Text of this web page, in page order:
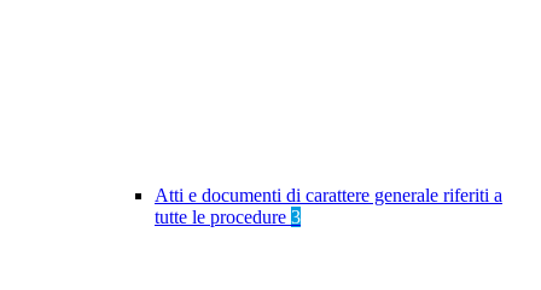
Atti e documenti di carattere generale riferiti a
tutte le procedure 3